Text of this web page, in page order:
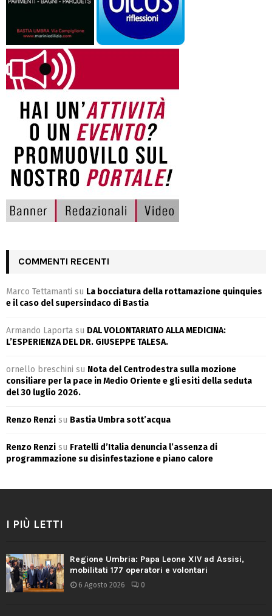
COMMENTI RECENTI
Marco Tettamanti su La bocciatura della rottamazione quinquies
e il caso del supersindaco di Bastia
Armando Laporta su DAL VOLONTARIATO ALLA MEDICINA:
L’ESPERIENZA DEL DR. GIUSEPPE TALESA.
ornello breschini su Nota del Centrodestra sulla mozione
consiliare per la pace in Medio Oriente e gli esiti della seduta
del 30 luglio 2026.
Renzo Renzi su Bastia Umbra sott’acqua
Renzo Renzi su Fratelli d’Italia denuncia l’assenza di
programmazione su disinfestazione e piano calore
I PIÙ LETTI
Regione Umbria: Papa Leone XIV ad Assisi,
mobilitati 177 operatori e volontari
6 Agosto 2026 0